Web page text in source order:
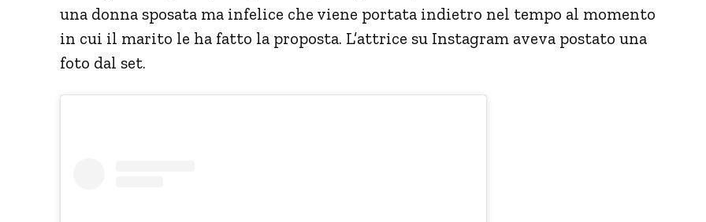
una donna sposata ma infelice che viene portata indietro nel tempo al momento
in cui il marito le ha fatto la proposta. L’attrice su Instagram aveva postato una
foto dal set.